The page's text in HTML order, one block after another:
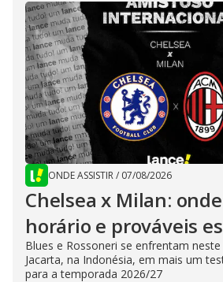
ONDE ASSISTIR/ 07/08/2026
Chelsea x Milan:
horário e prováveis
Blues e Rossoneri se enfrentam
Jacarta, na Indonésia, em mais um
para a temporada 2026/27